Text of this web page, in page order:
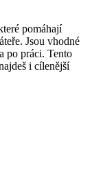
pomáhají
Jsou vhodné
po práci. Tento
i cílenější